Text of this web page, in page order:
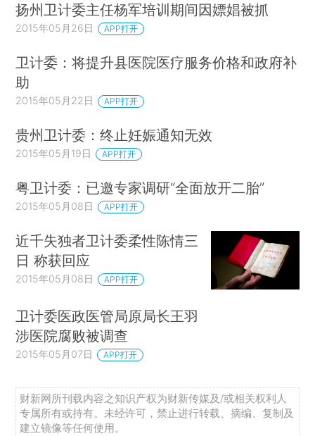
扬州卫计委主任杨军培训期间因嫖娼被抓
2015年05月26日 APP打开
卫计委：将提升县医院医疗服务价格和政府补
助
2015年05月22日 APP打开
贵州卫计委：终止妊娠通知无效
2015年05月19日 APP打开
粤卫计委：已邀专家调研“全面放开二胎”
2015年05月08日 APP打开
近千失独者卫计委柔性陈情三
日 称获回应
2015年05月08日 APP打开
卫计委医政医管局原局长王羽
涉医院腐败被调查
2015年05月07日 APP打开
财新网所刊载内容之知识产权为财新传媒及/或相关权利人
专属所有或持有。未经许可，禁止进行转载、摘编、复制及
建立镜像等任何使用。